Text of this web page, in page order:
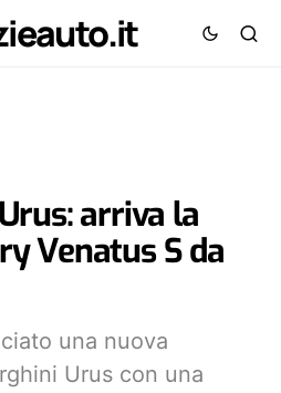
arriva la
Venatus S da
una nuova
Urus con una